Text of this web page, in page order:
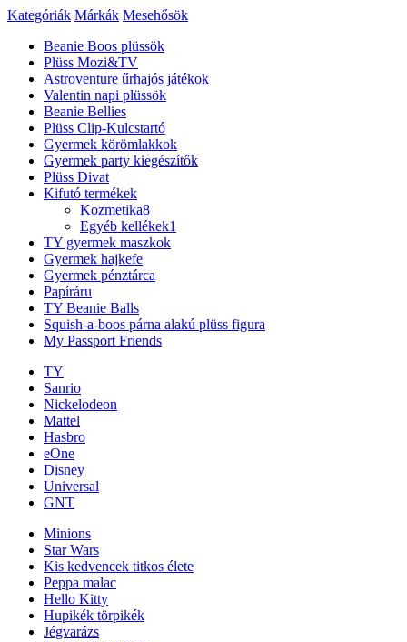
Kategóriák Márkák Mesehősök
Beanie Boos plüssök
Plüss Mozi&TV
Astroventure űrhajós játékok
Valentin napi plüssök
Beanie Bellies
Plüss Clip-Kulcstartó
Gyermek körömlakkok
Gyermek party kiegészítők
Plüss Divat
Kifutó termékek
Kozmetika8
Egyéb kellékek1
TY gyermek maszkok
Gyermek hajkefe
Gyermek pénztárca
Papíráru
TY Beanie Balls
Squish-a-boos párna alakú plüss figura
My Passport Friends
TY
Sanrio
Nickelodeon
Mattel
Hasbro
eOne
Disney
Universal
GNT
Minions
Star Wars
Kis kedvencek titkos élete
Peppa malac
Hello Kitty
Hupikék törpikék
Jégvarázs